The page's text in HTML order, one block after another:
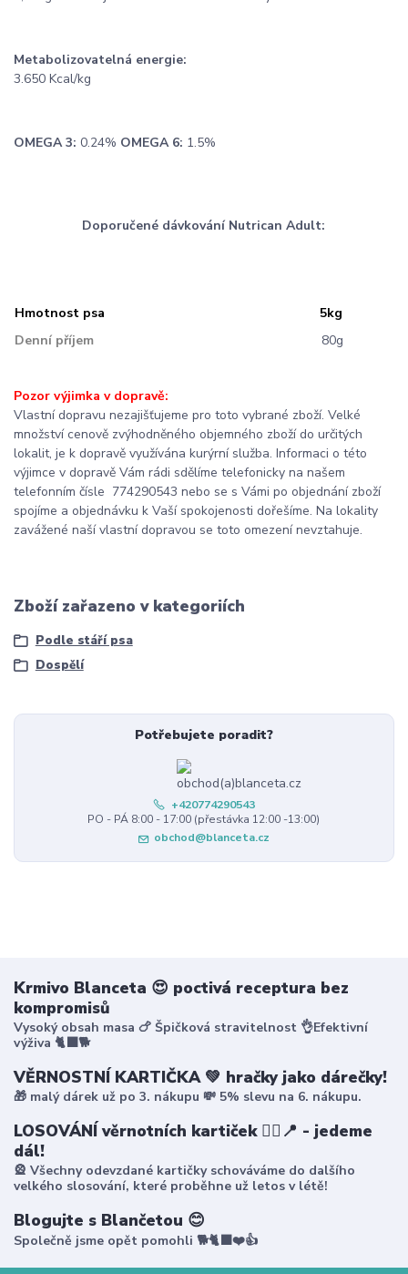
Metabolizovatelná energie:
3.650 Kcal/kg
OMEGA 3: 0.24% OMEGA 6: 1.5%
Doporučené dávkování Nutrican Adult:
Hmotnost psa
5kg
Denní příjem
80g
Pozor výjimka v dopravě:
Vlastní dopravu nezajišťujeme pro toto vybrané zboží. Velké
množství cenově zvýhodněného objemného zboží do určitých
lokalit, je k dopravě využívána kurýrní služba. Informaci o této
výjimce v dopravě Vám rádi sdělíme telefonicky na našem
telefonním čísle 774290543 nebo se s Vámi po objednání zboží
spojíme a objednávku k Vaší spokojenosti dořešíme. Na lokality
zavážené naší vlastní dopravou se toto omezení nevztahuje.
Zboží zařazeno v kategoriích
Podle stáří psa
Dospělí
Potřebujete poradit?
+420774290543
PO - PÁ 8:00 - 17:00 (přestávka 12:00 -13:00)
obchod@blanceta.cz
Krmivo Blanceta 😍 poctivá receptura bez
kompromisů
Vysoký obsah masa 🍗 Špičková stravitelnost 👌Efektivní
výživa 🐈‍⬛🐕
VĚRNOSTNÍ KARTIČKA 💚 hračky jako dárečky!
🎁 malý dárek už po 3. nákupu 💸 5% slevu na 6. nákupu.
LOSOVÁNÍ věrnotních kartiček 🤸‍♀️📍 - jedeme
dál!
🎡 Všechny odevzdané kartičky schováváme do dalšího
velkého slosování, které proběhne už letos v létě!
Blogujte s Blančetou 😊
Společně jsme opět pomohli 🐕🐈‍⬛❤️👍